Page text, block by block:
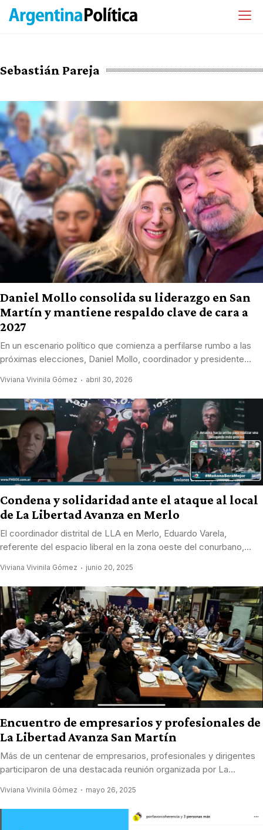
Sebastián Pareja
Daniel Mollo consolida su liderazgo en San
Martín y mantiene respaldo clave de cara a
2027
En un escenario político que comienza a perfilarse rumbo a las
próximas elecciones, Daniel Mollo, coordinador y presidente...
Viviana Vivinila Gómez abril 30, 2026
Condena y solidaridad ante el ataque al local
de La Libertad Avanza en Merlo
El coordinador distrital de LLA en Merlo, Eduardo Varela,
referente del espacio liberal en la zona oeste del conurbano,...
Viviana Vivinila Gómez junio 20, 2025
Encuentro de empresarios y profesionales de
La Libertad Avanza San Martín
Más de un centenar de empresarios, profesionales y dirigentes
participaron de una destacada reunión organizada por La...
Viviana Vivinila Gómez mayo 26, 2025